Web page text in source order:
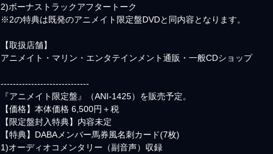
2)ボーナストラックアフタートーク
※2の特典は既発のアニメイト限定盤DVDと同内容となります。
【取扱店舗】
アニメイト・マリン・エンタテインメント通販・一般CDショップ
-----------------------------
『アニメイト限定盤』（ANI-1425）を販売予定。
【価格】本体価格 6,500円＋税
【限定盤封入特典】内容未定
【特典】DABAメンバー馬券風名刺カード(7枚)
1)オーディオコメンタリー（副音声）収録